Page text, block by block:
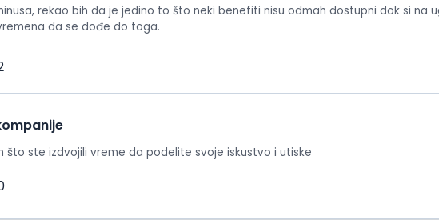
rekao bih da je jedino to što neki benefiti nisu odmah dostupni dok si na
da se dođe do toga.
što ste izdvojili vreme da podelite svoje iskustvo i utiske